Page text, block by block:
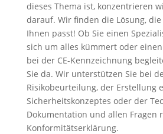
dieses Thema ist, konzentrieren
darauf. Wir finden die Lösung,
Ihnen passt! Ob Sie einen
sich um alles kümmert oder
bei der CE-Kennzeichnung
Sie da. Wir unterstützen Sie bei
Risikobeurteilung, der Erstellung
Sicherheitskonzeptes oder der
Dokumentation und allen Fragen
Konformitätserklärung.